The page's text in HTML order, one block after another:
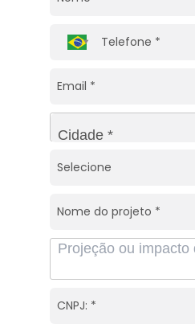
Cidade *